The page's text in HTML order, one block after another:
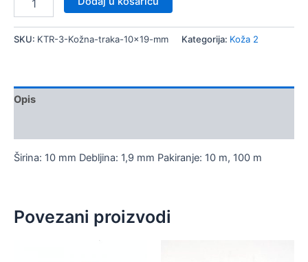
traka
SKU: KTR-3-Kožna-traka-10x19-mm Kategorija: Koža 2
Opis
Širina: 10 mm Debljina: 1,9 mm Pakiranje: 10 m, 100 m
Povezani proizvodi